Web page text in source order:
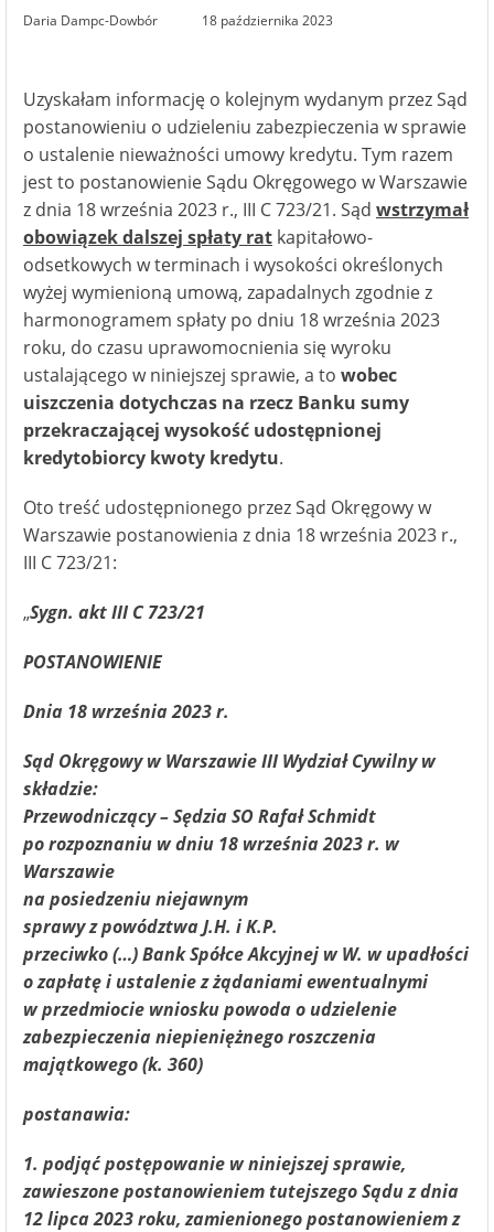
Daria Dampc-Dowbór 18 października 2023
Uzyskałam informację o kolejnym wydanym przez Sąd
postanowieniu o udzieleniu zabezpieczenia w sprawie
o ustalenie nieważności umowy kredytu. Tym razem
jest to postanowienie Sądu Okręgowego w Warszawie
z dnia 18 września 2023 r., III C 723/21. Sąd wstrzymał
obowiązek dalszej spłaty rat kapitałowo-
odsetkowych w terminach i wysokości określonych
wyżej wymienioną umową, zapadalnych zgodnie z
harmonogramem spłaty po dniu 18 września 2023
roku, do czasu uprawomocnienia się wyroku
ustalającego w niniejszej sprawie, a to wobec
uiszczenia dotychczas na rzecz Banku sumy
przekraczającej wysokość udostępnionej
kredytobiorcy kwoty kredytu.
Oto treść udostępnionego przez Sąd Okręgowy w
Warszawie postanowienia z dnia 18 września 2023 r.,
III C 723/21:
„Sygn. akt III C 723/21
POSTANOWIENIE
Dnia 18 września 2023 r.
Sąd Okręgowy w Warszawie III Wydział Cywilny w
składzie:
Przewodniczący – Sędzia SO Rafał Schmidt
po rozpoznaniu w dniu 18 września 2023 r. w
Warszawie
na posiedzeniu niejawnym
sprawy z powództwa J.H. i K.P.
przeciwko (…) Bank Spółce Akcyjnej w W. w upadłości
o zapłatę i ustalenie z żądaniami ewentualnymi
w przedmiocie wniosku powoda o udzielenie
zabezpieczenia niepieniężnego roszczenia
majątkowego (k. 360)
postanawia:
1. podjąć postępowanie w niniejszej sprawie,
zawieszone postanowieniem tutejszego Sądu z dnia
12 lipca 2023 roku, zamienionego postanowieniem z